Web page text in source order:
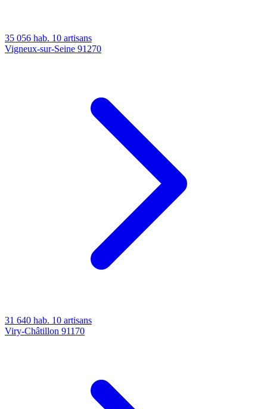
35 056 hab. 10 artisans
Vigneux-sur-Seine 91270
31 640 hab. 10 artisans
Viry-Châtillon 91170